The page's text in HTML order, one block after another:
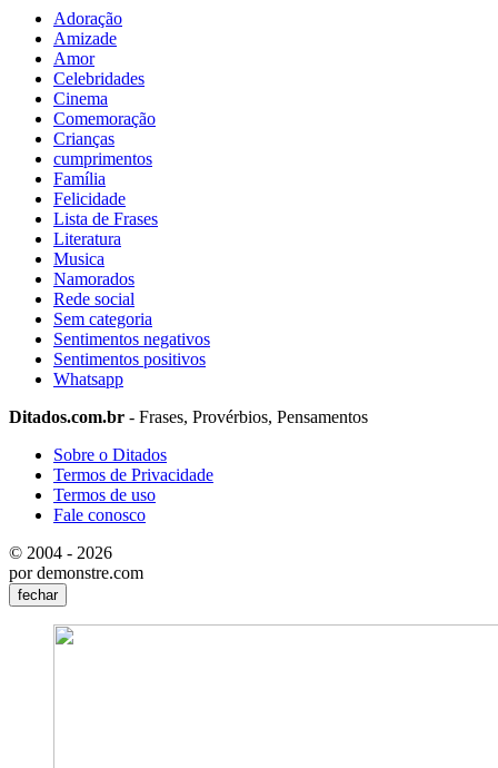
Adoração
Amizade
Amor
Celebridades
Cinema
Comemoração
Crianças
cumprimentos
Família
Felicidade
Lista de Frases
Literatura
Musica
Namorados
Rede social
Sem categoria
Sentimentos negativos
Sentimentos positivos
Whatsapp
Ditados.com.br - Frases, Provérbios, Pensamentos
Sobre o Ditados
Termos de Privacidade
Termos de uso
Fale conosco
© 2004 - 2026
por demonstre.com
fechar